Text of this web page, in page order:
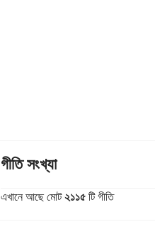
গীতি সংখ্যা
এখানে আছে মোট২১১৫ টি গীতি